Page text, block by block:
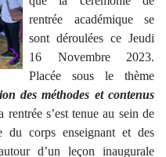
rentrée académique se
sont déroulées ce Jeudi
16 Novembre 2023.
Placée sous le thème
des méthodes et contenus
rentrée s’est tenue au sein de
du corps enseignant et des
d’un leçon inaugurale